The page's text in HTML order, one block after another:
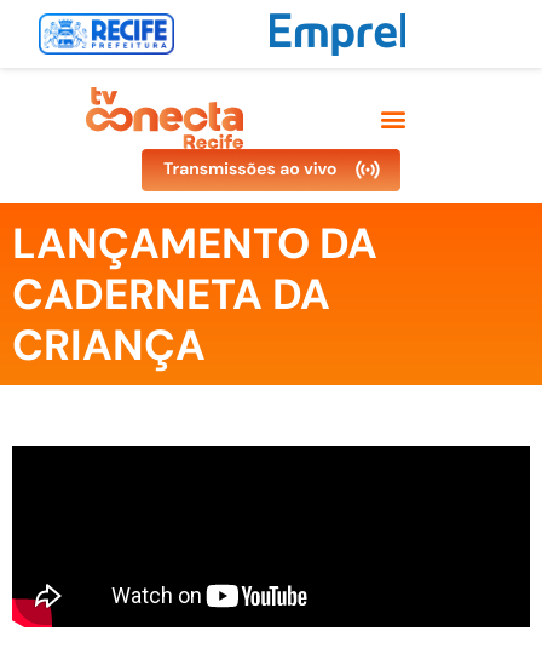
LANÇAMENTO DA
CADERNETA DA
CRIANÇA